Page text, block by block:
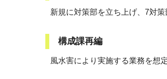
新規に対策部を立ち上げ、7対策
構成課再編
風水害により実施する業務を想